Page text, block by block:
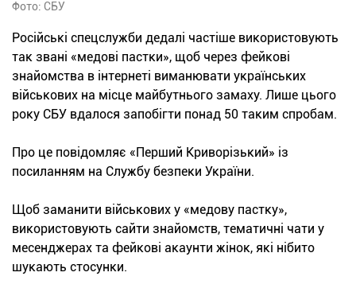
Фото: СБУ
Російські спецслужби дедалі частіше використовують
так звані «медові пастки», щоб через фейкові
знайомства в інтернеті виманювати українських
військових на місце майбутнього замаху. Лише цього
року СБУ вдалося запобігти понад 50 таким спробам.
Про це повідомляє «Перший Криворізький» із
посиланням на Службу безпеки України.
Щоб заманити військових у «медову пастку»,
використовують сайти знайомств, тематичні чати у
месенджерах та фейкові акаунти жінок, які нібито
шукають стосунки.